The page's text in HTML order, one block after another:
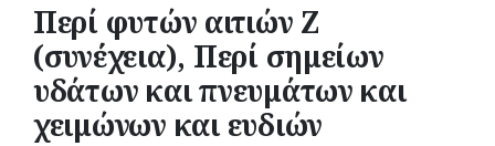
Περί φυτών αιτιών Ζ
(συνέχεια), Περί σημείων
υδάτων και πνευμάτων και
χειμώνων και ευδιών